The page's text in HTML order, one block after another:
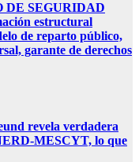
DE SEGURIDAD
estructural
de reparto público,
garante de derechos
revela verdadera
MESCYT, lo que